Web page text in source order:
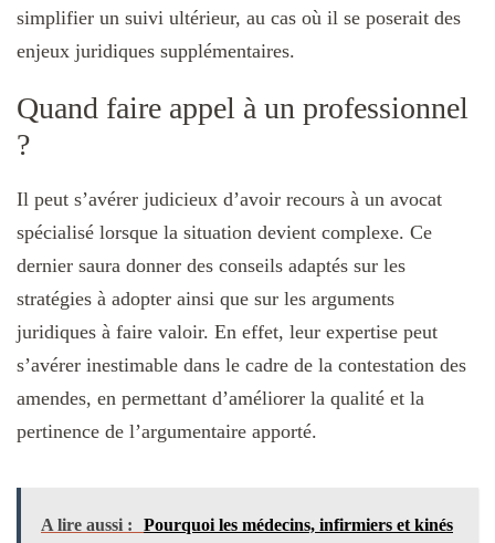
simplifier un suivi ultérieur, au cas où il se poserait des
enjeux juridiques supplémentaires.
Quand faire appel à un professionnel
?
Il peut s’avérer judicieux d’avoir recours à un avocat
spécialisé lorsque la situation devient complexe. Ce
dernier saura donner des conseils adaptés sur les
stratégies à adopter ainsi que sur les arguments
juridiques à faire valoir. En effet, leur expertise peut
s’avérer inestimable dans le cadre de la contestation des
amendes, en permettant d’améliorer la qualité et la
pertinence de l’argumentaire apporté.
A lire aussi :
Pourquoi les médecins, infirmiers et kinés